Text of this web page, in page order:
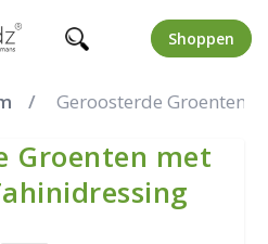
Shoppen
Geroosterde Groenten
Groenten met